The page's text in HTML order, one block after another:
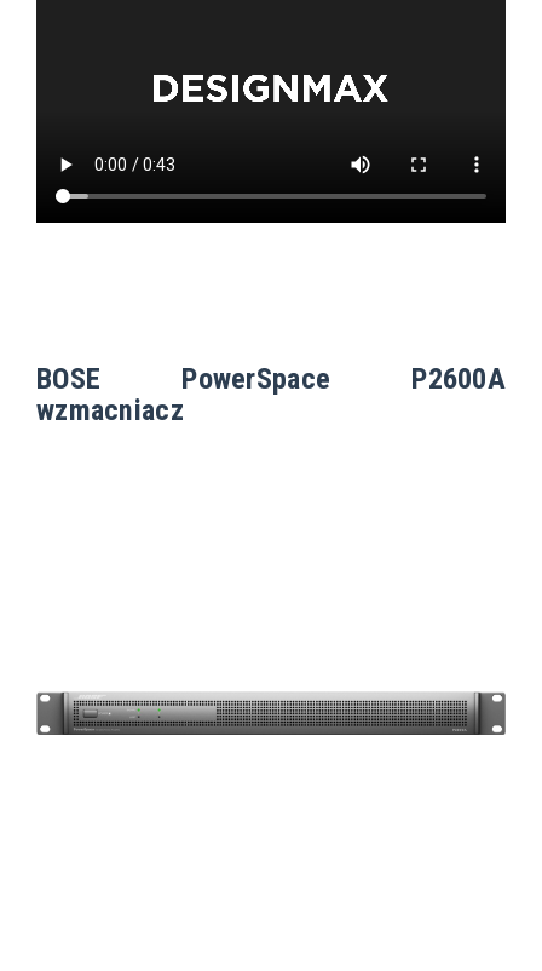
BOSE PowerSpace P2600A
wzmacniacz